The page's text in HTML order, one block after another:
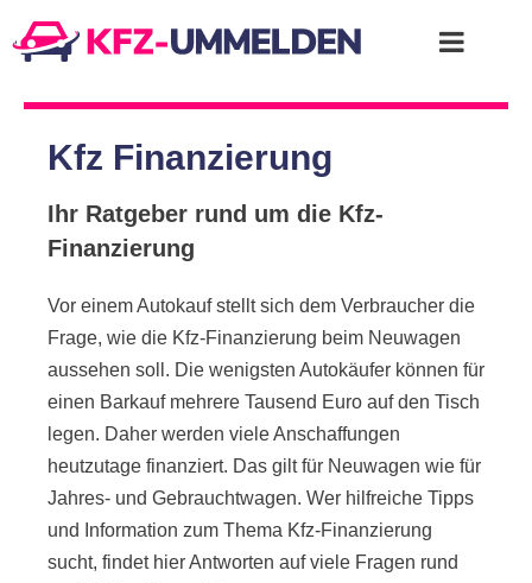
Kfz Finanzierung
Ihr Ratgeber rund um die Kfz-
Finanzierung
Vor einem Autokauf stellt sich dem Verbraucher die
Frage, wie die Kfz-Finanzierung beim Neuwagen
aussehen soll. Die wenigsten Autokäufer können für
einen Barkauf mehrere Tausend Euro auf den Tisch
legen. Daher werden viele Anschaffungen
heutzutage finanziert. Das gilt für Neuwagen wie für
Jahres- und Gebrauchtwagen. Wer hilfreiche Tipps
und Information zum Thema Kfz-Finanzierung
sucht, findet hier Antworten auf viele Fragen rund